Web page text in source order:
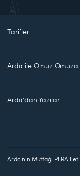
Tarifler
Arda ile Omuz Omuza
Arda'dan Yazılar
Arda'nın Mutfağı PERA